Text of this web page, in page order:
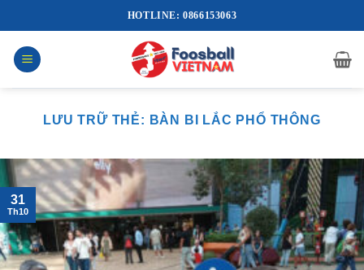
qua
nội
dung
HOTLINE: 0866153063
LƯU TRỮ THẺ: BÀN BI LẮC PHỔ THÔNG
31
Th10